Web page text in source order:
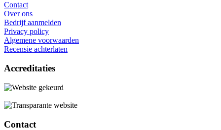
Contact
Over ons
Bedrijf aanmelden
Privacy policy
Algemene voorwaarden
Recensie achterlaten
Accreditaties
Contact